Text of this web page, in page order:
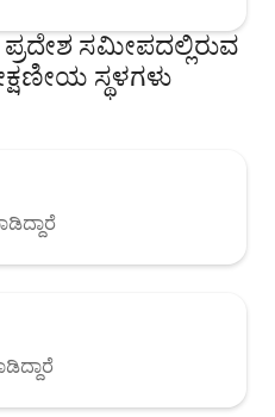
ತೈಪೆ
ಒಂದು
ಮತ್ತು
ಹೈ-
ಪ್ರಕಾಶಮಾನವಾಗಿದೆ
ಸುಸಜ್ಜಿತವಾಗಿದೆ,
ಪ್ರೀತಿಸುತ್ತೀರಿ.
ಸಮೀಪದಲ್ಲಿರುವ
ಸ್ಥಳಗಳು